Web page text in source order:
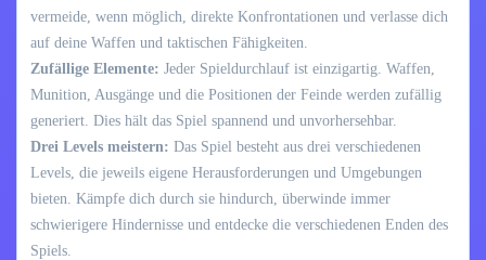
vermeide, wenn möglich, direkte Konfrontationen und verlasse dich
auf deine Waffen und taktischen Fähigkeiten.
Zufällige Elemente: Jeder Spieldurchlauf ist einzigartig. Waffen,
Munition, Ausgänge und die Positionen der Feinde werden zufällig
generiert. Dies hält das Spiel spannend und unvorhersehbar.
Drei Levels meistern: Das Spiel besteht aus drei verschiedenen
Levels, die jeweils eigene Herausforderungen und Umgebungen
bieten. Kämpfe dich durch sie hindurch, überwinde immer
schwierigere Hindernisse und entdecke die verschiedenen Enden des
Spiels.